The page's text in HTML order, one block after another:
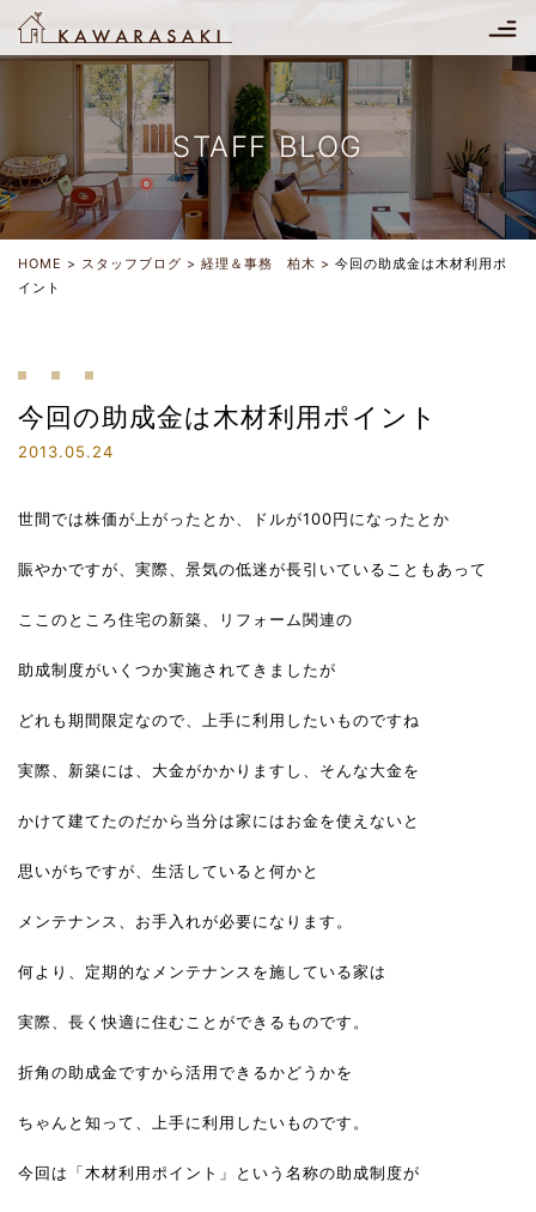
STAFF BLOG
HOME スタッフブログ 経理＆事務 柏木
今回の助成金は木材利用ポ
イント
今回の助成金は木材利用ポイント
2013.05.24
世間では株価が上がったとか、ドルが100円になったとか
賑やかですが、実際、景気の低迷が長引いていることもあって
ここのところ住宅の新築、リフォーム関連の
助成制度がいくつか実施されてきましたが
どれも期間限定なので、上手に利用したいものですね
実際、新築には、大金がかかりますし、そんな大金を
かけて建てたのだから当分は家にはお金を使えないと
思いがちですが、生活していると何かと
メンテナンス、お手入れが必要になります。
何より、定期的なメンテナンスを施している家は
実際、長く快適に住むことができるものです。
折角の助成金ですから活用できるかどうかを
ちゃんと知って、上手に利用したいものです。
今回は「木材利用ポイント」という名称の助成制度が